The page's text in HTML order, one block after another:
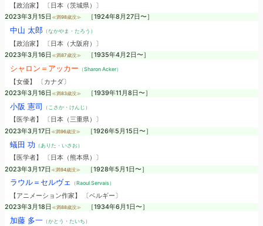
【政治家】 〔日本（茨城県）〕
2023年3月15日 ≪満98歳没≫ ［1924年8月27日〜］
中山 太郎（なかやま・たろう）
【政治家】 〔日本（大阪府）〕
2023年3月16日 ≪満87歳没≫ ［1935年4月2日〜］
シャロン＝アッカー （Sharon Acker）
【女優】 〔カナダ〕
2023年3月16日 ≪満83歳没≫ ［1939年11月8日〜］
小阪 憲司 （こさか・けんじ）
【医学者】 〔日本（三重県）〕
2023年3月17日 ≪満96歳没≫ ［1926年5月15日〜］
蟻田 功 （ありた・いさお）
【医学者】 〔日本（熊本県）〕
2023年3月17日 ≪満94歳没≫ ［1928年5月1日〜］
ラウル＝セルヴェ （Raoul Servais）
【アニメーション作家】 〔ベルギー〕
2023年3月18日 ≪満88歳没≫ ［1934年6月1日〜］
加藤 多一（かとう・たいち）